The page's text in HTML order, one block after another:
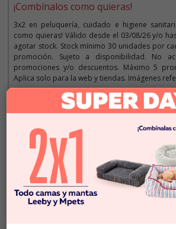
¡Combínalos como quieras!
3x2 en peluquería, cuidado e higiene
como quieras! Válido desde el 03/08/26 y/o
agotar stock. Stock mínimo 30 unidades por
promoción. Sujeto a disponibilidad. No
promociones y/o descuentos. Máximo 5
Aplica solo para la web y tiendas. Imágenes
-
$5.990
En Stock